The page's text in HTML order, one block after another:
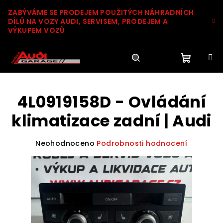
na
obsah
ZABÝVÁME SE PRODEJEM POUŽITÝCH NÁHRADNÍCH
DÍLŮ NA VOZY AUDI, SERVISEM, PRODEJEM A
VÝKUPEM VOZŮ
HledatPřihlášení
košík
4L0919158D - Ovládání
klimatizace zadní | Audi
Průměrné
produktu
je
0,0
5
hvězdiček.
Neohodnoceno Podrobnosti hodnocení